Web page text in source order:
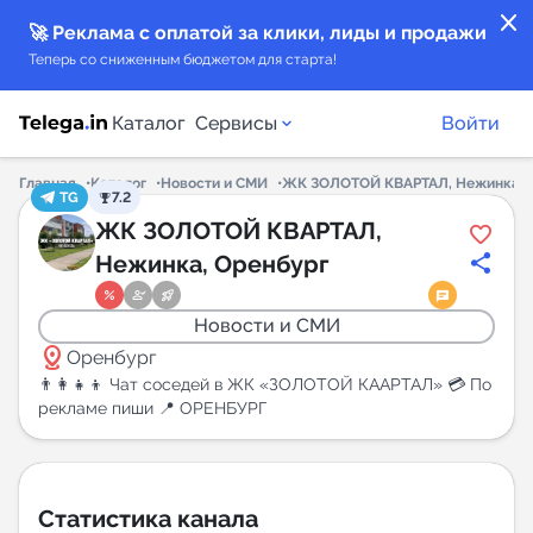
close
🚀 Реклама с оплатой за клики, лиды и продажи
Теперь со сниженным бюджетом для старта!
Каталог Сервисы
Каталог каналов
Каталог ботов
Горящие предложения
Индекс читаемости каналов в Telegram
New
New
Войти
Главная Каталог Новости и СМИ
ЖК ЗОЛОТОЙ КВАРТАЛ, Нежинка,
TG
7.2
ЖК ЗОЛОТОЙ КВАРТАЛ,
Нежинка, Оренбург
Новости и СМИ
distance Оренбург
👨‍👩‍👧‍👦 Чат соседей в ЖК «ЗОЛОТОЙ КААРТАЛ» 💳 По
рекламе пиши 📍 ОРЕНБУРГ
Статистика канала